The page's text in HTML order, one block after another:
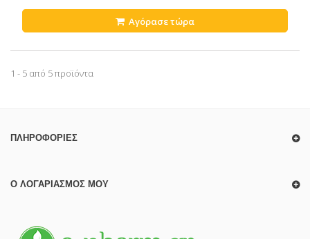
Αγόρασε τώρα
1 - 5 από 5 προϊόντα
ΠΛΗΡΟΦΟΡΊΕΣ
Ο ΛΟΓΑΡΙΑΣΜΌΣ ΜΟΥ